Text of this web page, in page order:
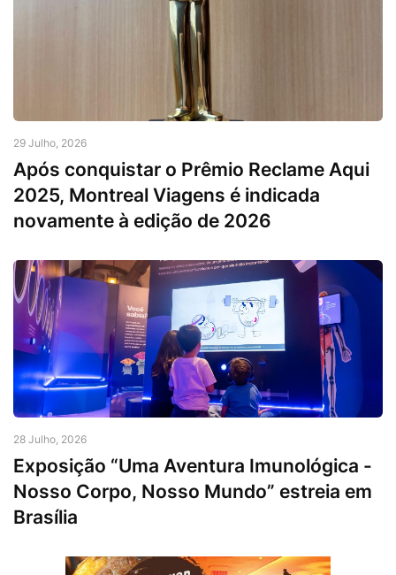
29 Julho, 2026
Após conquistar o Prêmio Reclame Aqui
2025, Montreal Viagens é indicada
novamente à edição de 2026
28 Julho, 2026
Exposição “Uma Aventura Imunológica -
Nosso Corpo, Nosso Mundo” estreia em
Brasília